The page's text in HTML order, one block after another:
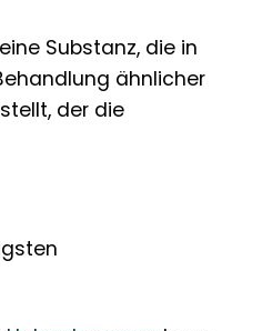
Substanz, die in
ähnlicher
der die